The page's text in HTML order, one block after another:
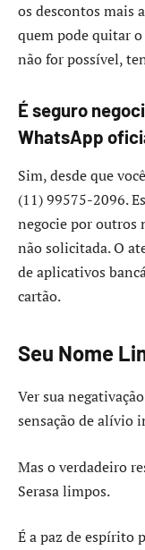
os descontos mais
quem pode quitar o
não for possível,
É seguro
WhatsApp
Sim, desde que
(11) 99575-2096.
negocie por outros
não solicitada. O
de aplicativos
cartão.
Seu Nome
Ver sua
sensação de alívio
Mas o verdadeiro
Serasa limpos.
É a paz de espírito